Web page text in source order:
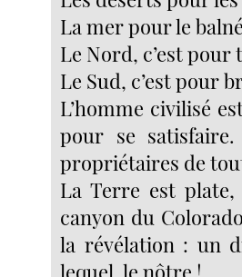
La mer pour le
Le Nord, c’est pour
Le Sud, c’est pour
L’homme civilisé
pour se
propriétaires de
La Terre est
canyon du
la révélation : un
lequel, le nôtre !